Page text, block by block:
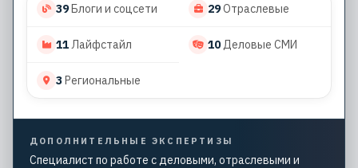
39Блоги и соцсети 29Отраслевые
11 Лайфстайл 10 Деловые СМИ
3Региональные
ДОПОЛНИТЕЛЬНЫЕ ЭКСПЕРТИЗЫ
Специалист по работе с деловыми, отраслевыми и